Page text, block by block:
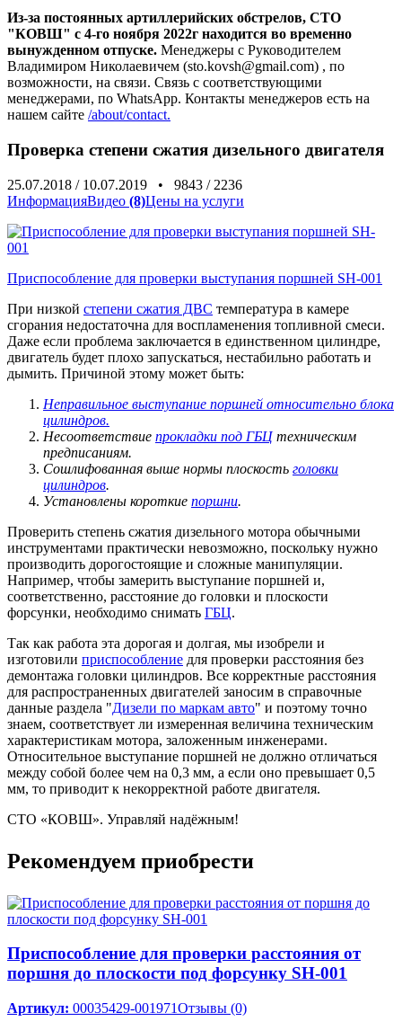
Из-за постоянных артиллерийских обстрелов, СТО
"КОВШ" с 4-го ноября 2022г находится во временно
вынужденном отпуске. Менеджеры с Руководителем
Владимиром Николаевичем (sto.kovsh@gmail.com) , по
возможности, на связи. Связь с соответствующими
менеджерами, по WhatsApp. Контакты менеджеров есть на
нашем сайте /about/contact.
Проверка степени сжатия дизельного двигателя
25.07.2018 / 10.07.2019 • 9843 / 2236
ИнформацияВидео (8)Цены на услуги
Приспособление для проверки выступания поршней SH-001
При низкой степени сжатия ДВС температура в камере
сгорания недостаточна для воспламенения топливной смеси.
Даже если проблема заключается в единственном цилиндре,
двигатель будет плохо запускаться, нестабильно работать и
дымить. Причиной этому может быть:
Неправильное выступание поршней относительно блока
цилиндров.
Несоответствие прокладки под ГБЦтехническим
предписаниям.
Сошлифованная выше нормы плоскость головки
цилиндров.
Установлены короткие поршни.
Проверить степень сжатия дизельного мотора обычными
инструментами практически невозможно, поскольку нужно
производить дорогостоящие и сложные манипуляции.
Например, чтобы замерить выступание поршней и,
соответственно, расстояние до головки и плоскости
форсунки, необходимо снимать ГБЦ.
Так как работа эта дорогая и долгая, мы изобрели и
изготовили приспособление для проверки расстояния без
демонтажа головки цилиндров. Все корректные расстояния
для распространенных двигателей заносим в справочные
данные раздела "Дизели по маркам авто" и поэтому точно
знаем, соответствует ли измеренная величина техническим
характеристикам мотора, заложенным инженерами.
Относительное выступание поршней не должно отличаться
между собой более чем на 0,3 мм, а если оно превышает 0,5
мм, то приводит к некорректной работе двигателя.
СТО «КОВШ». Управляй надёжным!
Рекомендуем приобрести
Приспособление для проверки расстояния от
поршня до плоскости под форсунку SH-001
Артикул: 00035429-001971Отзывы (0)